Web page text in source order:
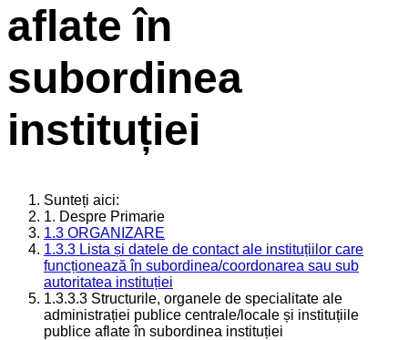
aflate în
subordinea
instituției
Sunteți aici:
1. Despre Primarie
1.3 ORGANIZARE
1.3.3 Lista și datele de contact ale instituțiilor care
funcționează în subordinea/coordonarea sau sub
autoritatea instituției
1.3.3.3 Structurile, organele de specialitate ale
administrației publice centrale/locale și instituțiile
publice aflate în subordinea instituției